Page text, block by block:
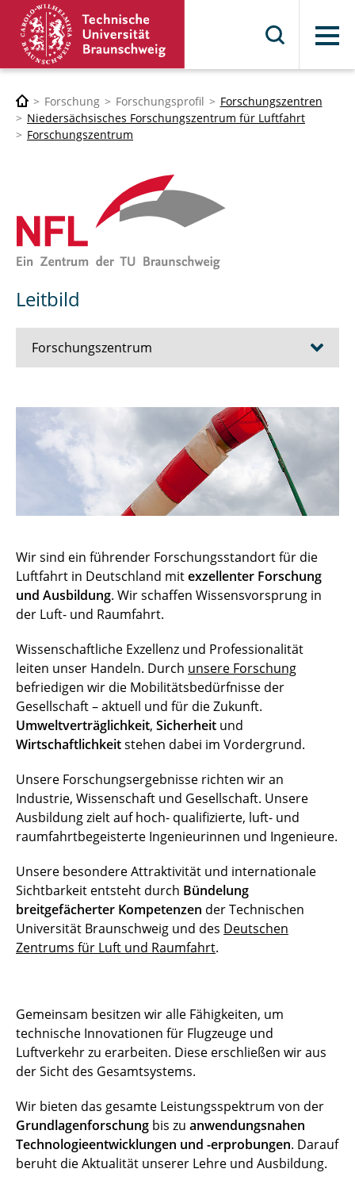
Menü
Forschung Forschungsprofil
Forschungszentren
Niedersächsisches Forschungszentrum für Luftfahrt
Forschungszentrum
Leitbild
Forschungszentrum
Geschäftsstelle
Vorstand
Wir sind ein führender Forschungsstandort für die
Luftfahrt in Deutschland mitexzellenter Forschung
und Ausbildung. Wir schaffen Wissensvorsprung in
der Luft- und Raumfahrt.
Wissenschaftliche Exzellenz und Professionalität
leiten unser Handeln. Durch unsere Forschung
befriedigen wir die Mobilitätsbedürfnisse der
Gesellschaft – aktuell und für die Zukunft.
Umweltverträglichkeit, Sicherheit und
Wirtschaftlichkeitstehen dabei im Vordergrund.
Unsere Forschungsergebnisse richten wir an
Industrie, Wissenschaft und Gesellschaft. Unsere
Ausbildung zielt auf hoch- qualifizierte, luft- und
raumfahrtbegeisterte Ingenieurinnen und Ingenieure.
Unsere besondere Attraktivität und internationale
Sichtbarkeit entsteht durch Bündelung
breitgefächerter Kompetenzen der Technischen
Universität Braunschweig und des Deutschen
Zentrums für Luft und Raumfahrt.
Gemeinsam besitzen wir alle Fähigkeiten, um
technische Innovationen für Flugzeuge und
Luftverkehr zu erarbeiten. Diese erschließen wir aus
der Sicht des Gesamtsystems.
Wir bieten das gesamte Leistungsspektrum von der
Grundlagenforschung bis zu anwendungsnahen
Technologieentwicklungen und -erprobungen. Darauf
beruht die Aktualität unserer Lehre und Ausbildung.